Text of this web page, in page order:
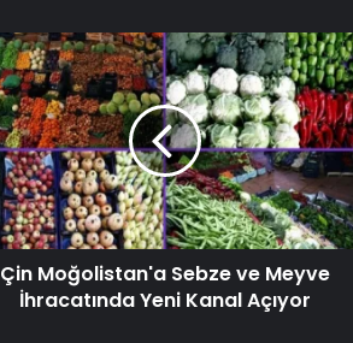
Çin Moğolistan'a Sebze ve Meyve
İhracatında Yeni Kanal Açıyor